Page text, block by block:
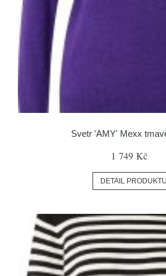
Svetr 'AMY' Mexx
1 749 Kč
DETAIL PRODUKTU